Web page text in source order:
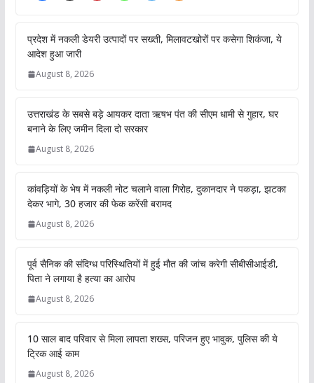
प्रदेश में नकली डेयरी उत्पादों पर सख्ती, मिलावटखोरों पर कसेगा शिकंजा, ये
आदेश हुआ जारी
August 8, 2026
उत्तराखंड के सबसे बड़े आयकर दाता ऋषभ पंत की सीएम धामी से गुहार, घर
बनाने के लिए जमीन दिला दो सरकार
August 8, 2026
कांवड़ियों के भेष में नकली नोट चलाने वाला गिरोह, दुकानदार ने पकड़ा, झटका
देकर भागे, 30 हजार की फेक करेंसी बरामद
August 8, 2026
पूर्व सैनिक की संदिग्ध परिस्थितियों में हुई मौत की जांच करेगी सीबीसीआईडी,
पिता ने लगाया है हत्या का आरोप
August 8, 2026
10 साल बाद परिवार से मिला लापता शख्स, परिजन हुए भावुक, पुलिस की ये
ट्रिक आई काम
August 8, 2026